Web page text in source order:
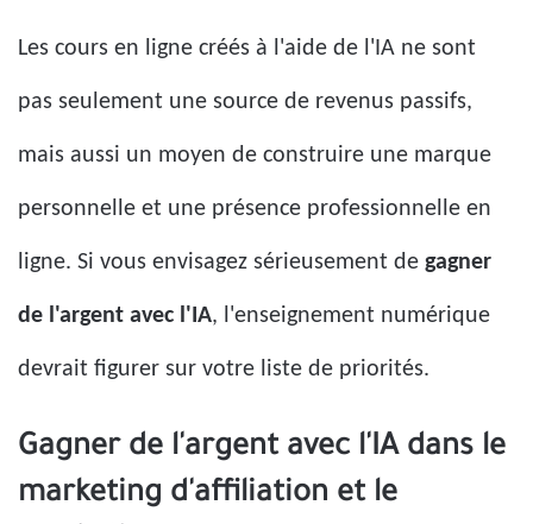
Les cours en ligne créés à l'aide de l'IA ne sont
pas seulement une source de revenus passifs,
mais aussi un moyen de construire une marque
personnelle et une présence professionnelle en
ligne. Si vous envisagez sérieusement de gagner
de l'argent avec l'IA, l'enseignement numérique
devrait figurer sur votre liste de priorités.
Gagner de l'argent avec l'IA dans le
marketing d'affiliation et le